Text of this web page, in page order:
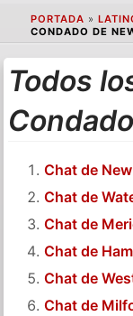
PORTADA »
CONDADO DE
Todos
Chat de
Chat de
Chat de
Chat de
Chat de
Chat de